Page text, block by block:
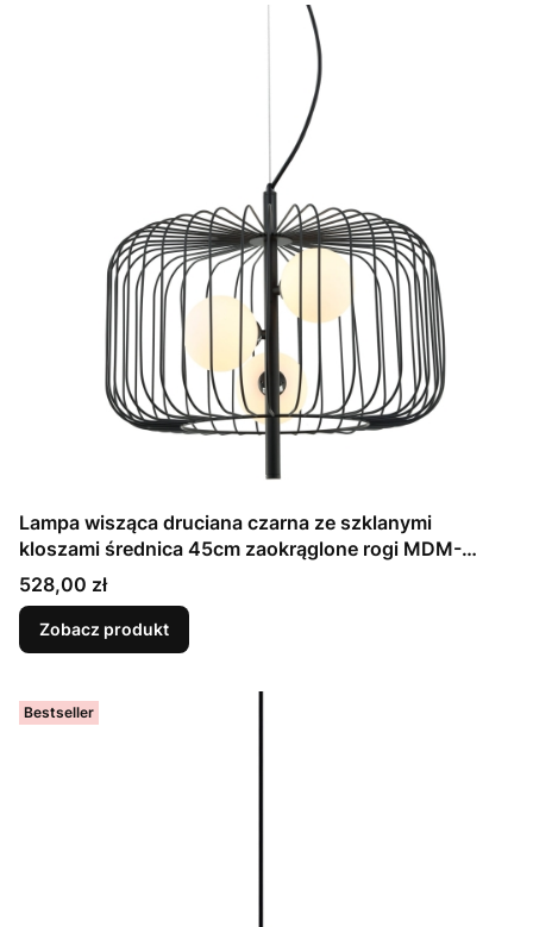
Lampa wisząca druciana czarna ze szklanymi
kloszami średnica 45cm zaokrąglone rogi MDM-
3936/3 BK Italux
Cena
528,00 zł
Zobacz produkt
Bestseller